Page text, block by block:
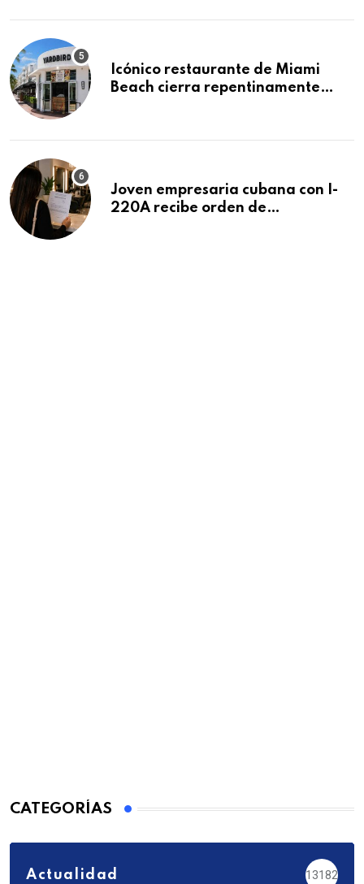
Icónico restaurante de Miami
Beach cierra repentinamente
Joven empresaria cubana con I-
220A recibe orden de
CATEGORÍAS
Actualidad 13182